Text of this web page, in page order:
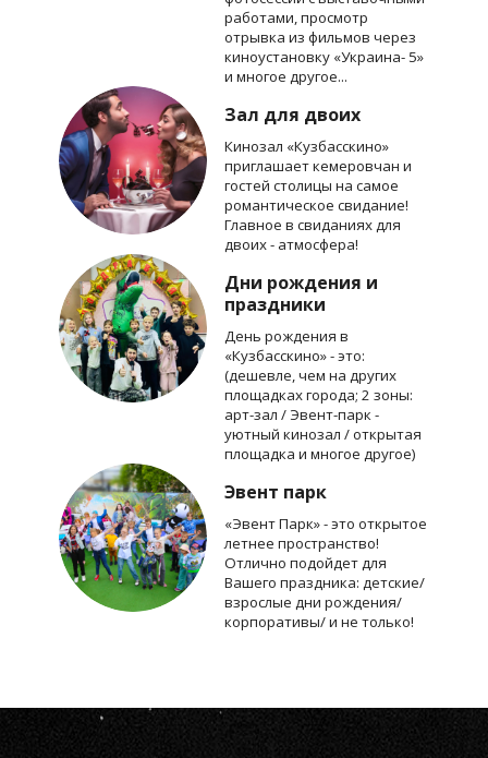
работами, просмотр
отрывка из фильмов через
киноустановку «Украина- 5»
и многое другое...
Зал для двоих
Кинозал «Кузбасскино»
приглашает кемеровчан и
гостей столицы на самое
романтическое свидание!
Главное в свиданиях для
двоих - атмосфера!
Дни рождения и
праздники
День рождения в
«Кузбасскино» - это:
(дешевле, чем на других
площадках города; 2 зоны:
арт-зал / Эвент-парк -
уютный кинозал / открытая
площадка и многое другое)
Эвент парк
«Эвент Парк» - это открытое
летнее пространство!
Отлично подойдет для
Вашего праздника: детские/
взрослые дни рождения/
корпоративы/ и не только!